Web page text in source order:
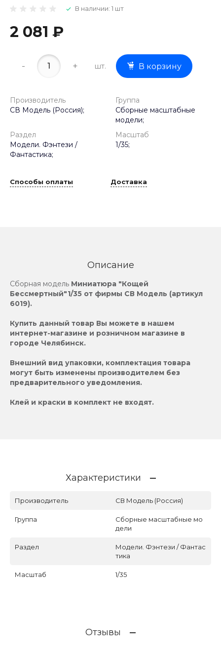
В наличии: 1 шт
2 081 ₽
- + шт. В корзину
Производитель
СВ Модель (Россия);
Группа
Сборные масштабные
модели;
Раздел
Модели. Фэнтези /
Фантастика;
Масштаб
1/35;
Способы оплаты Доставка
Описание
Сборная модель Миниатюра "Кощей
Бессмертный"1/35 от фирмы СВ Модель (артикул
6019).
Купить данный товар Вы можете в нашем
интернет-магазине и розничном магазине в
городе Челябинск.
Внешний вид упаковки, комплектация товара
могут быть изменены производителем без
предварительного уведомления.
Клей и краски в комплект не входят.
Характеристики
Производитель СВ Модель (Россия)
Группа
Сборные масштабные мо
дели
Раздел
Модели. Фэнтези / Фантас
тика
Масштаб 1/35
Отзывы